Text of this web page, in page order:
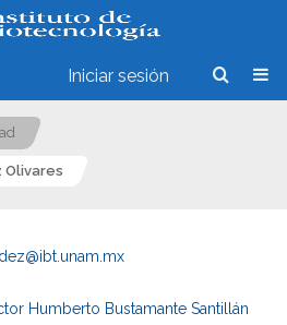
Iniciar sesión
Olivares
Humberto Bustamante Santillán